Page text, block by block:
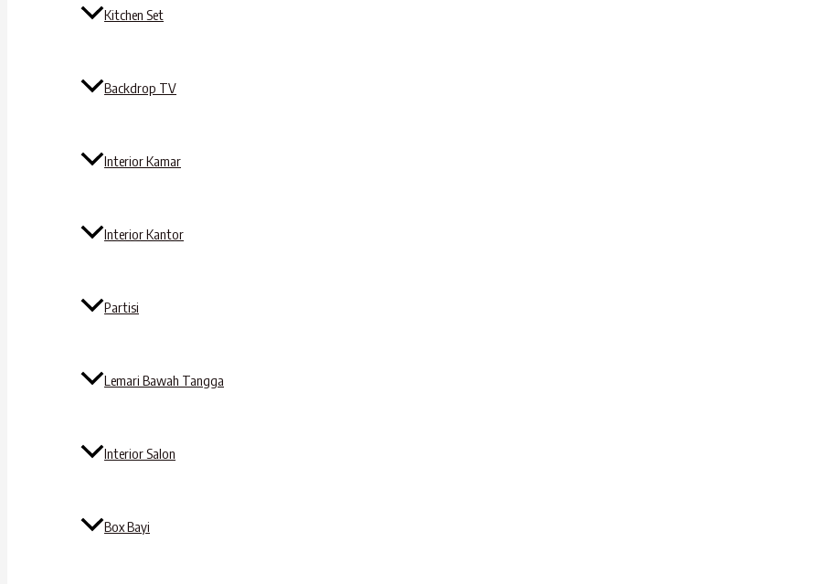
Kitchen Set
Backdrop TV
Interior Kamar
Interior Kantor
Partisi
Lemari Bawah Tangga
Interior Salon
Box Bayi